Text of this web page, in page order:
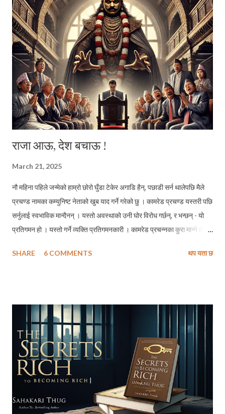
पनि थियो, "खुबै चुनाव लाग्या छ हैन् तिमीलाई !?" यो जिज्ञासामिश्रित व्यंग्य हो या व्यंग्य
मिसिएको जिज्ञासा । या यो जिज्ञासा हुँदै नभएर केवल व्यंग्य मात्र थियो । तर जेहोस् यो
केहि न केहि चाँहि पक्कै थियो । खुबै चुनाव लाग्ने आफत ...
राजा आऊ, देश बचाऊ !
March 21, 2025
नौ महिना पहिले जन्मेको हाम्रो छोरो घुँडा टेकेर अगाडि हैन्, पछाडी सर्न थालेपछि मैले
प्रचण्ड नामका कम्युनिष्ट नेताको खुब याद गर्ने गरेको छु । कामरेड प्रचण्ड यस्तरी पछि
सर्नुलाई स्वभाविक मान्दैनन् । यस्तो अवस्थाको उनी घोर विरोध गर्छन्, र भन्छन् - यो
प्रतिगमन हो । यस्तो गर्ने व्यक्ति प्रतिगमनकारी । कामरेड प्रचन्नका कुरा मान्ने हो
प्रचन्नका तिलस्मी कुराहरूमा विश्वास कहिल्यै नगरेकाले उनको परिभाषाको प्रतिगमन
नेतागणहरूमा फोस्रो आडम्बरपूर्ण जीवन शैली हावी भएको छ । मैले पनि बुझेको छैन् कि
अमेरिकी अर्बपतिहरूले समेत अपनाउन लज्जा महशुस गर्ने जीवनशैली यि साम्यबाद
ल्याउने सपना बाड्ने नेपाली कम्युनिष्टहरूले बेसरम अपनाएका छन् । तर किन कसैले
यिनीहरूलाई अझै बुझाउन सकेको छैन कि जनताहरूलाई तन्त्रप्रति हैन तिम...
SHARE 6 COMMENTS थप यता छ